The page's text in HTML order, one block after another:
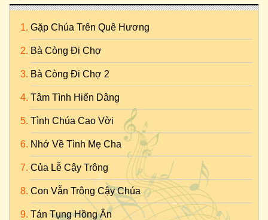
Gặp Chúa Trên Quê Hương
Bà Còng Đi Chợ
Bà Còng Đi Chợ 2
Tâm Tình Hiến Dâng
Tình Chúa Cao Vời
Nhớ Về Tình Mẹ Cha
Của Lễ Cậy Trông
Con Vẫn Trông Cậy Chúa
Tán Tụng Hồng Ân